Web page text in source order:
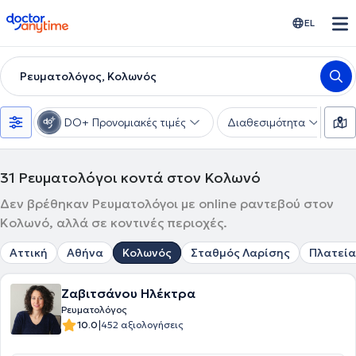
doctoranytime EL
Ρευματολόγος, Κολωνός
DO+ Προνομιακές τιμές Διαθεσιμότητα
31 Ρευματολόγοι κοντά στον Κολωνό
Δεν βρέθηκαν Ρευματολόγοι με online ραντεβού στον
Κολωνό, αλλά σε κοντινές περιοχές.
Αττική Αθήνα Κολωνός Σταθμός Λαρίσης
Ζαβιτσάνου Ηλέκτρα
Ρευματολόγος
10.0|452 αξιολογήσεις